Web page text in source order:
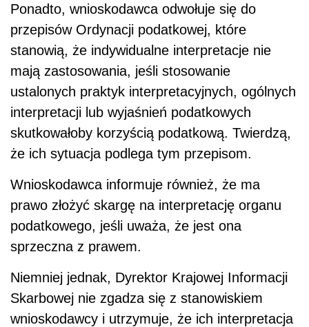
Ponadto, wnioskodawca odwołuje się do
przepisów Ordynacji podatkowej, które
stanowią, że indywidualne interpretacje nie
mają zastosowania, jeśli stosowanie
ustalonych praktyk interpretacyjnych, ogólnych
interpretacji lub wyjaśnień podatkowych
skutkowałoby korzyścią podatkową. Twierdzą,
że ich sytuacja podlega tym przepisom.
Wnioskodawca informuje również, że ma
prawo złożyć skargę na interpretację organu
podatkowego, jeśli uważa, że jest ona
sprzeczna z prawem.
Niemniej jednak, Dyrektor Krajowej Informacji
Skarbowej nie zgadza się z stanowiskiem
wnioskodawcy i utrzymuje, że ich interpretacja